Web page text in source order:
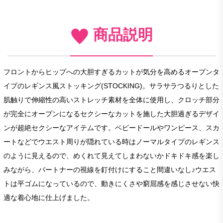
商品説明
フロントからヒップへの大胆すぎるカットが気分を高めるオープンタ
イプのレギンス風ストッキング(STOCKING)。サラサラつるりとした
肌触りで伸縮性の高いストレッチ素材を全体に使用し、クロッチ部分
が完全にオープンになるセクシーなカットを施した大胆過ぎるデザイ
ンが超絶セクシーなアイテムです。ベビードールやワンピース、スカ
ートなどでウエスト周りが隠れている時はノーマルタイプのレギンス
のように見えるので、めくれて見えてしまわないかドキドキ感を楽し
みながら、パートナーの視線を釘付けにすること間違いなし♪ウエス
トは平ゴムになっているので、動きにくさや窮屈感を感じさせない快
適な着心地に仕上げました。